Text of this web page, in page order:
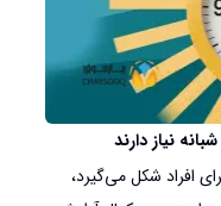
این روزها با توجه به دغدغه‌های فراوانی که برای افراد شکل می‌‎گیرد،